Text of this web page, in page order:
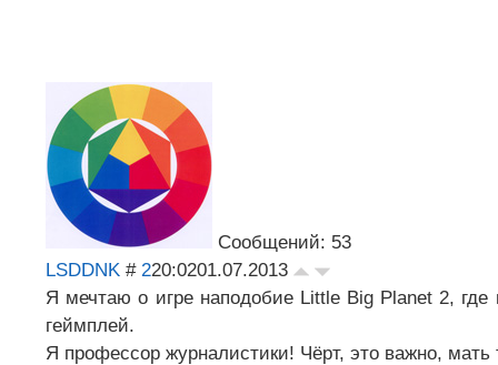
Сообщений: 53
LSDDNK # 220:0201.07.2013
Я мечтаю о игре наподобие Little Big Planet 2, где
геймплей.
Я профессор журналистики! Чёрт, это важно,